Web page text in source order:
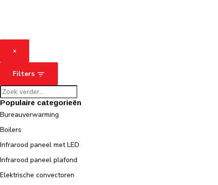
×
Filters
Populaire categorieën
Bureauverwarming
Boilers
Infrarood paneel met LED
Infrarood paneel plafond
Elektrische convectoren